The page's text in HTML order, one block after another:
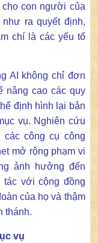
cho con người của
ra quyết định,
chí là các yếu tố
AI không chỉ đơn
nâng cao các quy
định hình lại bản
vụ. Nghiên cứu
các công cụ công
mở rộng phạm vi
ảnh hưởng đến
với cộng đồng
của họ và thậm
thánh.
vụ